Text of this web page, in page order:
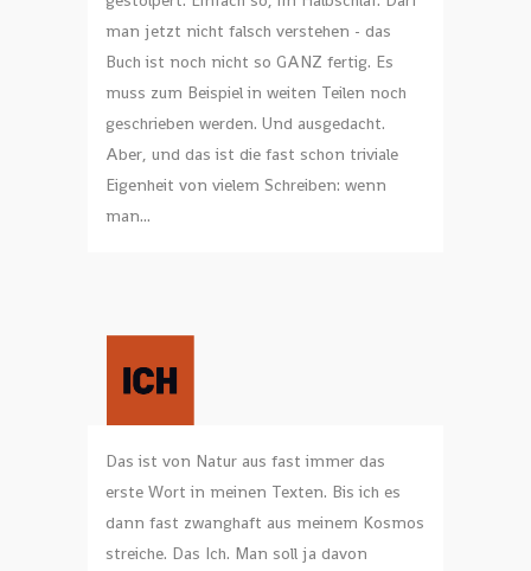
man jetzt nicht falsch verstehen - das
Buch ist noch nicht so GANZ fertig. Es
muss zum Beispiel in weiten Teilen noch
geschrieben werden. Und ausgedacht.
Aber, und das ist die fast schon triviale
Eigenheit von vielem Schreiben: wenn
man...
Das ist von Natur aus fast immer das
erste Wort in meinen Texten. Bis ich es
dann fast zwanghaft aus meinem Kosmos
streiche. Das Ich. Man soll ja davon